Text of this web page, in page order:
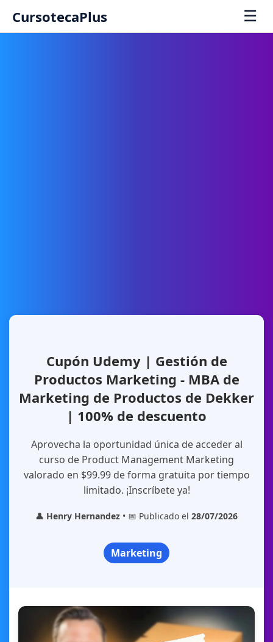
CursotecaPlus ☰
Cupón Udemy | Gestión de
Productos Marketing - MBA de
Marketing de Productos de Dekker
| 100% de descuento
Aprovecha la oportunidad única de acceder al
curso de Product Management Marketing
valorado en $99.99 de forma gratuita por tiempo
limitado. ¡Inscríbete ya!
👤 Henry Hernandez • 📅 Publicado el 28/07/2026
Marketing